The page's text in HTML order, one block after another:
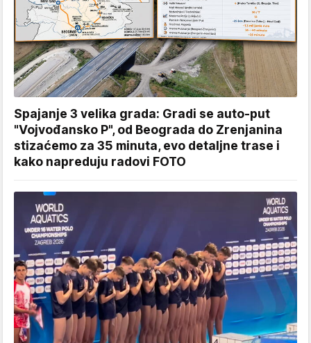
Spajanje 3 velika grada: Gradi se auto-put
"Vojvođansko P", od Beograda do Zrenjanina
stizaćemo za 35 minuta, evo detaljne trase i
kako napreduju radovi FOTO